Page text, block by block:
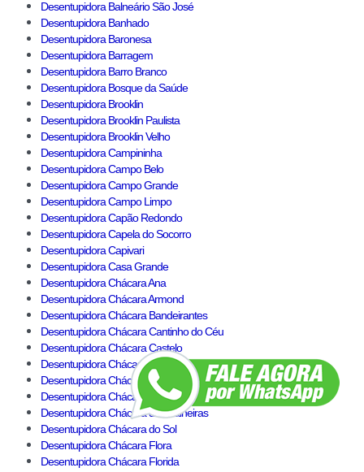
Desentupidora Balneário São José
Desentupidora Banhado
Desentupidora Baronesa
Desentupidora Barragem
Desentupidora Barro Branco
Desentupidora Bosque da Saúde
Desentupidora Brooklin
Desentupidora Brooklin Paulista
Desentupidora Brooklin Velho
Desentupidora Campininha
Desentupidora Campo Belo
Desentupidora Campo Grande
Desentupidora Campo Limpo
Desentupidora Capão Redondo
Desentupidora Capela do Socorro
Desentupidora Capivari
Desentupidora Casa Grande
Desentupidora Chácara Ana
Desentupidora Chácara Armond
Desentupidora Chácara Bandeirantes
Desentupidora Chácara Cantinho do Céu
Desentupidora Chácara Castelo
Desentupidora Chácara Cocaia
Desentupidora Chácara da Enseada
Desentupidora Chácara das Corujas
Desentupidora Chácara das Paineiras
Desentupidora Chácara do Sol
Desentupidora Chácara Flora
Desentupidora Chácara Florida